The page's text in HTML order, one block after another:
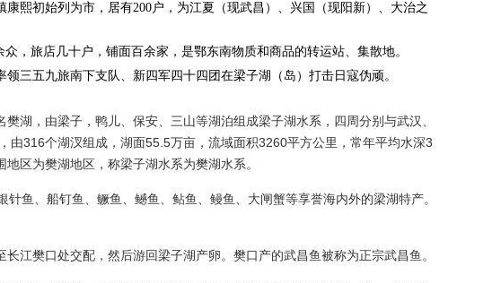
初始列为市，居有200户，为江夏（现武昌）、兴国（现阳新）、大治之
旅店几十户，铺面百余家，是鄂东南物质和商品的转运站、集散地。
五九旅南下支队、新四军四十四团在梁子湖（岛）打击日寇伪顽。
湖，由梁子，鸭儿、保安、三山等湖泊组成梁子湖水系，四周分别与武汉、
由316个湖汊组成，湖面55.5万亩，流域面积3260平方公里，常年平均水深3
区为樊湖地区，称梁子湖水系为樊湖水系。
鱼、船钉鱼、鳜鱼、鳡鱼、鲇鱼、鳗鱼、大闸蟹等享誉海内外的梁湖特产。
江樊口处交配，然后游回梁子湖产卵。樊口产的武昌鱼被称为正宗武昌鱼。